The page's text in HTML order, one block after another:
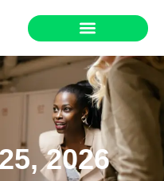
2026